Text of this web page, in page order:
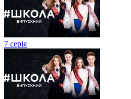
7 серія